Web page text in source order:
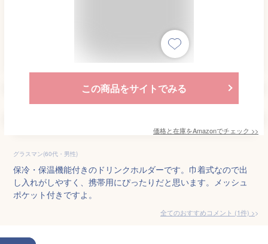
この商品をサイトでみる
価格と在庫をAmazonでチェック >>
グラスマン(60代・男性)
保冷・保温機能付きのドリンクホルダーです。巾着式なので出
し入れがしやすく、携帯用にぴったりだと思います。メッシュ
ポケット付きですよ。
全てのおすすめコメント (1件) >